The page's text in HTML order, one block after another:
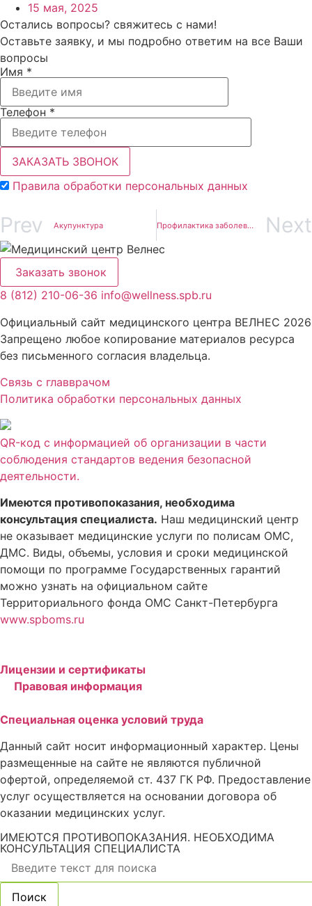
15 мая, 2025
Остались вопросы? свяжитесь с нами!
Оставьте заявку, и мы подробно ответим на все Ваши
вопросы
Имя *
Телефон *
ЗАКАЗАТЬ ЗВОНОК
Правила обработки персональных данных
Prev Акупунктура Профилактика заболеваний Next
Заказать звонок
8 (812) 210-06-36 info@wellness.spb.ru
Официальный сайт медицинского центра ВЕЛНЕС 2026
Запрещено любое копирование материалов ресурса
без письменного согласия владельца.
Связь с главврачом
Политика обработки персональных данных
QR-код с информацией об организации в части
соблюдения стандартов ведения безопасной
деятельности.
Имеются противопоказания, необходима
консультация специалиста. Наш медицинский центр
не оказывает медицинские услуги по полисам ОМС,
ДМС. Виды, объемы, условия и сроки медицинской
помощи по программе Государственных гарантий
можно узнать на официальном сайте
Территориального фонда ОМС Санкт-Петербурга
www.spboms.ru
Лицензии и сертификаты
Правовая информация
Специальная оценка условий труда
Данный сайт носит информационный характер. Цены
размещенные на сайте не являются публичной
офертой, определяемой ст. 437 ГК РФ. Предоставление
услуг осуществляется на основании договора об
оказании медицинских услуг.
ИМЕЮТСЯ ПРОТИВОПОКАЗАНИЯ. НЕОБХОДИМА
КОНСУЛЬТАЦИЯ СПЕЦИАЛИСТА